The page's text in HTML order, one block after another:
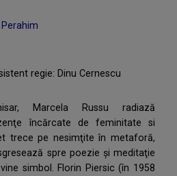
regie: Dinu Cernescu
Marcela Russu radiază
încărcate de feminitate si
trece pe nesimţite în metaforă,
spre poezie şi meditaţie
simbol. Florin Piersic (în 1958